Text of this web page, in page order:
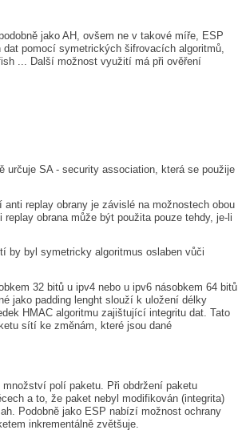
jako AH, ovšem ne v takové míře, ESP
pomocí symetrických šifrovacích algoritmů,
... Další možnost využití má při ověření
určuje SA - security association, která se použije
replay obrany je závislé na možnostech obou
obrana může být použita pouze tehdy, je-li
by byl symetricky algoritmus oslaben vůči
32 bitů u ipv4 nebo u ipv6 násobkem 64 bitů
jako padding lenght slouží k uložení délky
HMAC algoritmu zajištující integritu dat. Tato
sítí ke změnám, které jsou dané
polí paketu. Při obdržení paketu
a to, že paket nebyl modifikován (integrita)
Podobně jako ESP nabízí možnost ochrany
inkrementálně zvětšuje.